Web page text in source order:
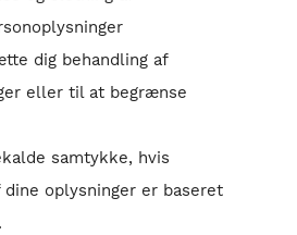
dig behandling af
eller til at begrænse
samtykke, hvis
dine oplysninger er baseret